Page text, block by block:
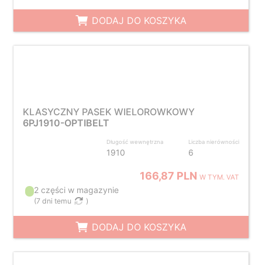
DODAJ DO KOSZYKA
KLASYCZNY PASEK WIELOROWKOWY
6PJ1910-OPTIBELT
Długość wewnętrzna
1910
Liczba nierówności
6
166,87 PLNW TYM. VAT
2 części w magazynie
(7 dni temu )
DODAJ DO KOSZYKA